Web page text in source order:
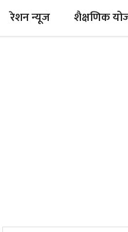
रेशन न्यूज शैक्षणिक